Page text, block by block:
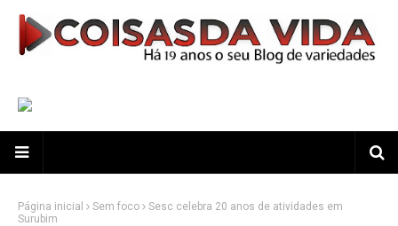
Página inicial Sem foco
Sesc celebra 20 anos de atividades em
Surubim